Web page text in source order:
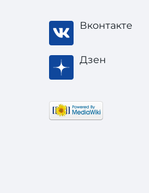
Вконтакте
Дзен